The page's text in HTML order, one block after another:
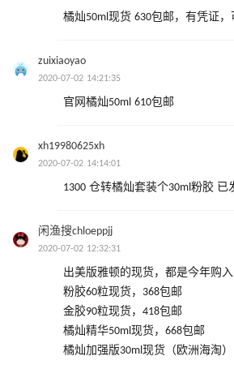
橘灿50ml现货 630包邮，有凭证
zuixiaoyao
2020-07-02 14:21:35
官网橘灿50ml 610包邮
xh19980625xh
2020-07-02 14:14:01
1300 仓转橘灿套装个30ml粉胶 已
闲渔搜chloeppjj
2020-07-02 12:32:31
出美版雅顿的现货，都是今年购
粉胶60粒现货，368包邮
金胶90粒现货，418包邮
橘灿精华50ml现货，668包邮
橘灿加强版30ml现货（欧洲海淘